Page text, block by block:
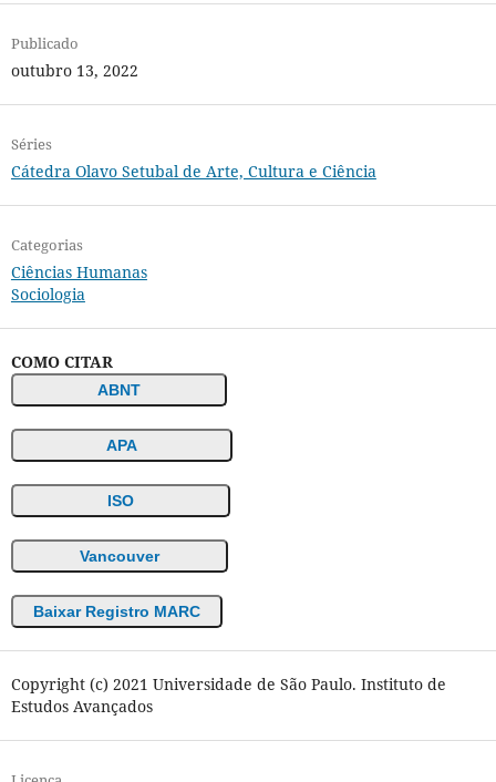
Publicado
outubro 13, 2022
Séries
Cátedra Olavo Setubal de Arte, Cultura e Ciência
Categorias
Ciências Humanas
Sociologia
COMO CITAR
ABNT
APA
ISO
Vancouver
Baixar Registro MARC
Copyright (c) 2021 Universidade de São Paulo. Instituto de
Estudos Avançados